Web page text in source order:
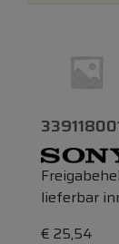
lieferbar
€ 25,54